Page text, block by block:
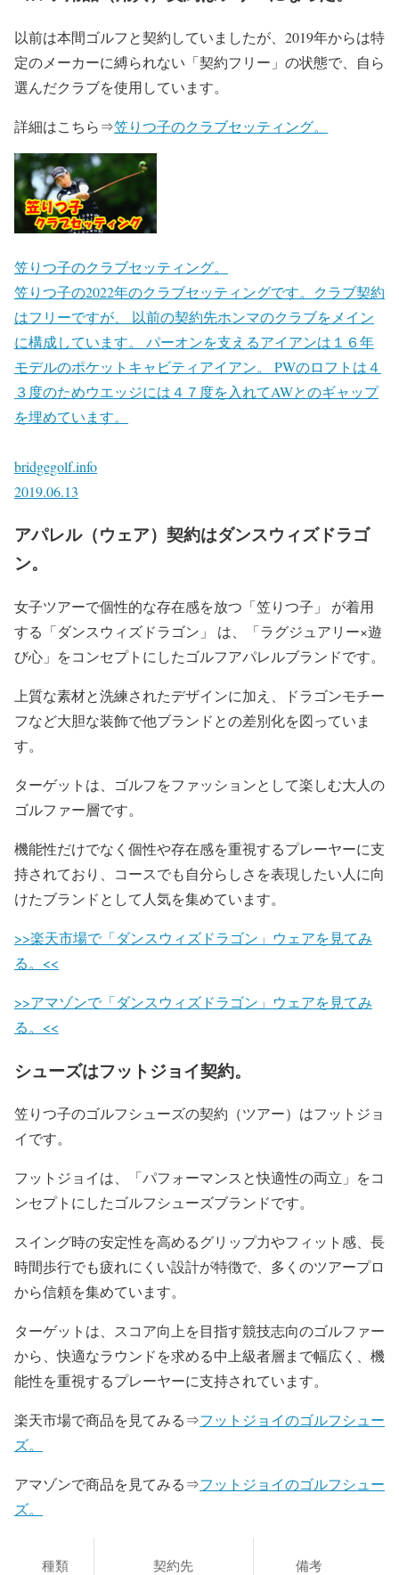
以前は本間ゴルフと契約していましたが、2019年からは特
定のメーカーに縛られない「契約フリー」の状態で、自ら
選んだクラブを使用しています。
詳細はこちら⇒笠りつ子のクラブセッティング。
笠りつ子のクラブセッティング。
笠りつ子の2022年のクラブセッティングです。クラブ契約
はフリーですが、 以前の契約先ホンマのクラブをメイン
に構成しています。 パーオンを支えるアイアンは１６年
モデルのポケットキャビティアイアン。 PWのロフトは４
３度のためウエッジには４７度を入れてAWとのギャップ
を埋めています。
bridgegolf.info
2019.06.13
アパレル（ウェア）契約はダンスウィズドラゴ
ン。
女子ツアーで個性的な存在感を放つ「笠りつ子」 が着用
する「ダンスウィズドラゴン」 は、「ラグジュアリー×遊
び心」をコンセプトにしたゴルフアパレルブランドです。
上質な素材と洗練されたデザインに加え、ドラゴンモチー
フなど大胆な装飾で他ブランドとの差別化を図っていま
す。
ターゲットは、ゴルフをファッションとして楽しむ大人の
ゴルファー層です。
機能性だけでなく個性や存在感を重視するプレーヤーに支
持されており、 コースでも自分らしさを表現したい人に向
けたブランドとして人気を集めています。
>>楽天市場で「ダンスウィズドラゴン」ウェアを見てみ
る。<<
>>アマゾンで「ダンスウィズドラゴン」ウェアを見てみ
る。<<
シューズはフットジョイ契約。
笠りつ子のゴルフシューズの契約（ツアー）はフットジョ
イです。
フットジョイは、「パフォーマンスと快適性の両立」をコ
ンセプトにしたゴルフシューズブランドです。
スイング時の安定性を高めるグリップ力やフィット感、長
時間歩行でも疲れにくい設計が特徴で、多くのツアープロ
から信頼を集めています。
ターゲットは、スコア向上を目指す競技志向のゴルファー
から、快適なラウンドを求める中上級者層まで幅広く、機
能性を重視するプレーヤーに支持されています。
楽天市場で商品を見てみる⇒フットジョイのゴルフシュー
ズ。
アマゾンで商品を見てみる⇒フットジョイのゴルフシュー
ズ。
種類 契約先 備考